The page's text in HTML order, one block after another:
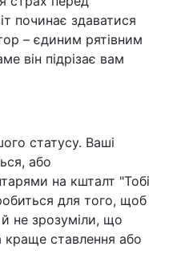
починає здаватися
– єдиним рятівним
він підрізає вам
статусу. Ваші
або
на кшталт "Тобі
для того, щоб
й не зрозуміли, що
ставлення або